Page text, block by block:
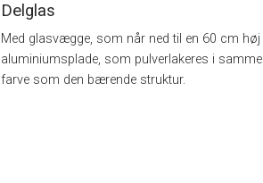
Delglas
Med glasvægge, som når ned til en 60 cm høj
aluminiumsplade, som pulverlakeres i samme
farve som den bærende struktur.